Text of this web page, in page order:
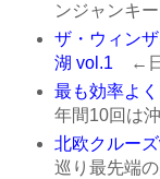
ンジャンキー
ザ・ウィン
湖 vol.1 ←日
最も効率よ
年間10回は
北欧クルー
巡り最先端の